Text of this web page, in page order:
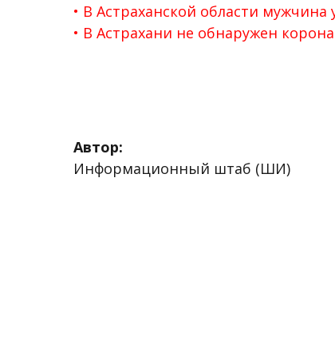
В Астраханской области
В Астрахани не обнаружен
Автор:
Информационный штаб (ШИ)